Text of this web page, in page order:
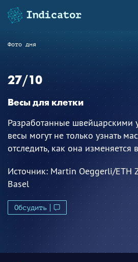
Фото дня
27/10
Весы для клетки
Разработанные швейцарскими
весы могут не только узнать
отследить, как она изменяется
Источник:Martin Oeggerli/ETH
Basel
Обсудить